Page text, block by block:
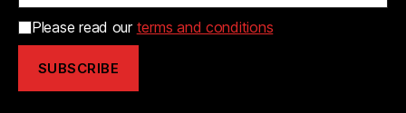
Please read our terms and conditions